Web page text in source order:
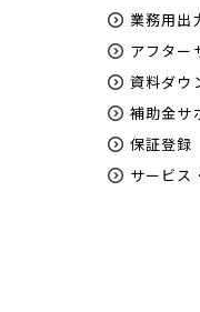
業務用出
アフター
資料ダウ
補助金サ
保証登録
サービス